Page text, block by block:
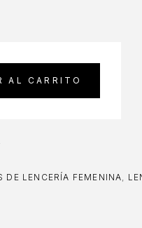
AL CARRITO
DE LENCERÍA FEMENINA,